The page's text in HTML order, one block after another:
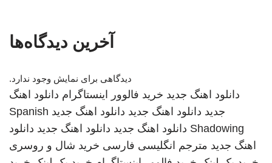
آخرین دیدگاه‌ها
دیدگاهی برای نمایش وجود ندارد.
دانلود اهنگ جدید خرید فالوور اینستاگرام دانلود اهنگ
جدید دانلود اهنگ جدید دانلود اهنگ جدید Spanish
Shadowing دانلود اهنگ جدید دانلود اهنگ جدید دانلود
اهنگ جدید مترجم انگلیسی فارسی خرید شال و روسری